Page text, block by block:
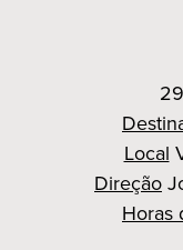
Local
Direção
Horas